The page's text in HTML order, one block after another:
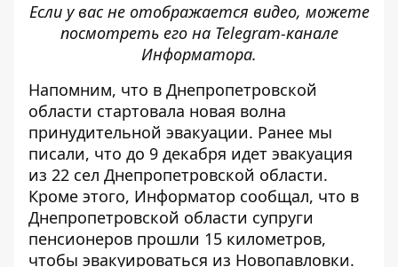
Если у вас не отображается видео, можете
посмотреть его на Telegram-канале
Информатора.
Напомним, что в Днепропетровской
области стартовала новая волна
принудительной эвакуации. Ранее мы
писали, что до 9 декабря идет эвакуация
из 22 сел Днепропетровской области.
Кроме этого, Информатор сообщал, что в
Днепропетровской области супруги
пенсионеров прошли 15 километров,
чтобы эвакуироваться из Новопавловки.